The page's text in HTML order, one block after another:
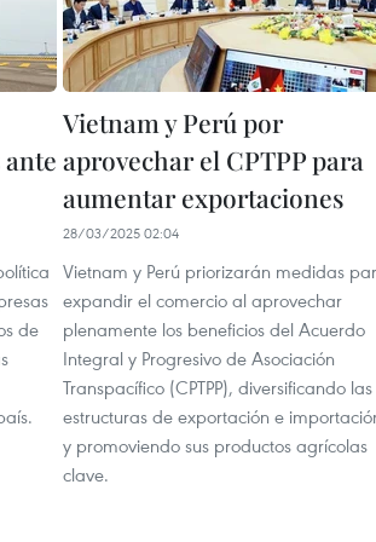
de
Vietnam y Perú por
aprovechar el CPTPP para
aumentar exportaciones
28/03/2025 02:04
Vietnam y Perú priorizarán medidas
expandir el comercio al aprovechar
plenamente los beneficios del Acuerdo
Integral y Progresivo de Asociación
Transpacífico (CPTPP), diversificando las
estructuras de exportación e
y promoviendo sus productos agrícolas
clave.